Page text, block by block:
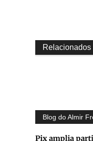
Relacionados
Blog do Almir
Pix amplia